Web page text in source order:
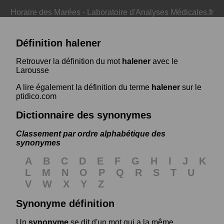
Horaire des Marées - Laboratoire d'Analyses Médicales.fr
Définition halener
Retrouver la définition du mot halener avec le
Larousse
A lire également la définition du terme halener sur le
ptidico.com
Dictionnaire des synonymes
Classement par ordre alphabétique des
synonymes
A B C D E F G H I J
K
L
M N O P Q R S T
U
V
W X Y
Z
Synonyme définition
Un synonyme se dit d'un mot qui a la même